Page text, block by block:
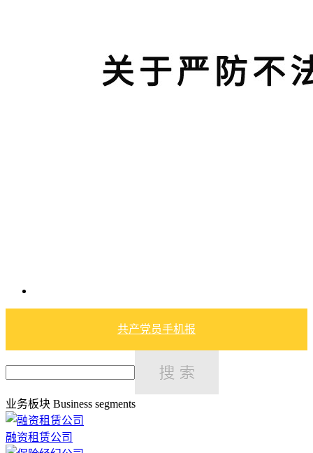
共产党员手机报
业务板块 Business segments
融资租赁公司